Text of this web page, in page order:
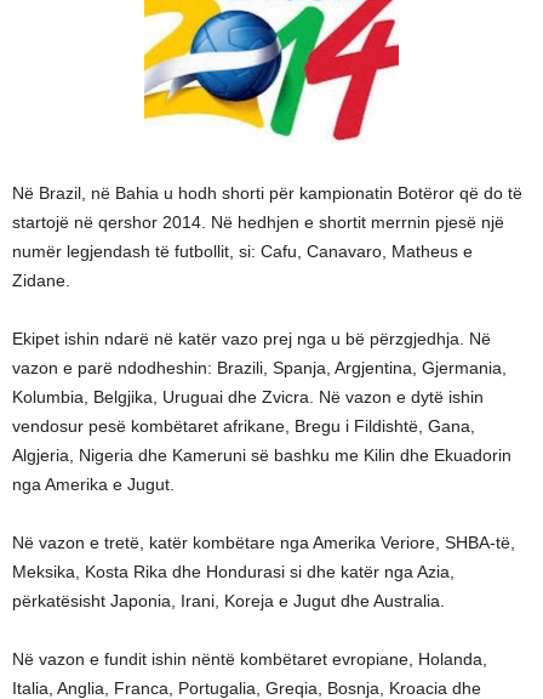
Në Brazil, në Bahia u hodh shorti për kampionatin Botëror që do të
startojë në qershor 2014. Në hedhjen e shortit merrnin pjesë një
numër legjendash të futbollit, si: Cafu, Canavaro, Matheus e
Zidane.
Ekipet ishin ndarë në katër vazo prej nga u bë përzgjedhja. Në
vazon e parë ndodheshin: Brazili, Spanja, Argjentina, Gjermania,
Kolumbia, Belgjika, Uruguai dhe Zvicra. Në vazon e dytë ishin
vendosur pesë kombëtaret afrikane, Bregu i Fildishtë, Gana,
Algjeria, Nigeria dhe Kameruni së bashku me Kilin dhe Ekuadorin
nga Amerika e Jugut.
Në vazon e tretë, katër kombëtare nga Amerika Veriore, SHBA-të,
Meksika, Kosta Rika dhe Hondurasi si dhe katër nga Azia,
përkatësisht Japonia, Irani, Koreja e Jugut dhe Australia.
Në vazon e fundit ishin nëntë kombëtaret evropiane, Holanda,
Italia, Anglia, Franca, Portugalia, Greqia, Bosnja, Kroacia dhe